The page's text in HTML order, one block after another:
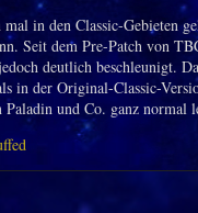
mal in den Classic-Gebieten
Seit dem Pre-Patch von
deutlich beschleunigt.
in der Original-Classic-
Paladin und Co. ganz normal